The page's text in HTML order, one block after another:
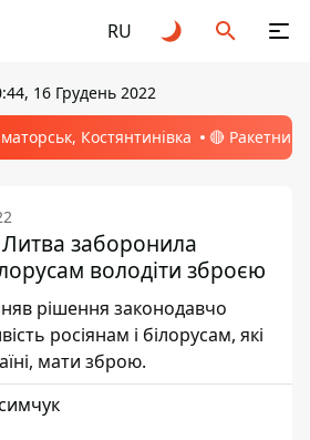
RU
16 Грудень 2022
Костянтинівка 🔴 Ракетний
заборонила
володіти зброєю
рішення законодавчо
росіянам і білорусам, які
мати зброю.